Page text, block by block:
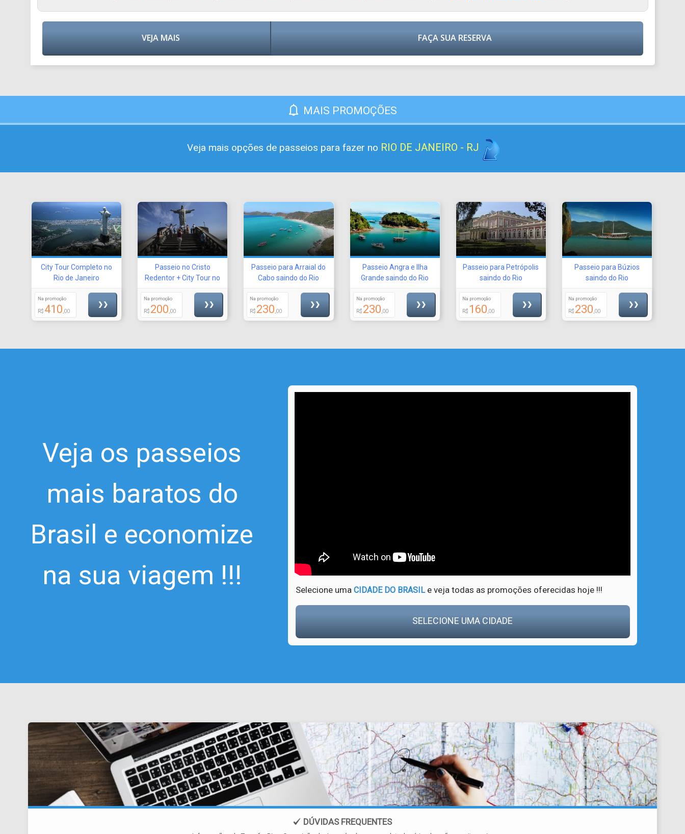
VEJA MAIS FAÇA SUA RESERVA
MAIS PROMOÇÕES
Veja mais opções de passeios para fazer no RIO DE JANEIRO - RJ
City Tour Completo no
Rio de Janeiro
Na promoção
R$ 410 ,00
❯❯
Passeio no Cristo
Redentor + City Tour no
Na promoção
R$ 200 ,00
❯❯
Passeio para Arraial do
Cabo saindo do Rio
Na promoção
R$ 230 ,00
❯❯
Passeio Angra e Ilha
Grande saindo do Rio
Na promoção
R$ 230 ,00
❯❯
Passeio para Petrópolis
saindo do Rio
Na promoção
R$ 160 ,00
❯❯
Passeio para Búzios
saindo do Rio
Na promoção
R$ 230 ,00
❯❯
Veja os passeios
mais baratos do
Brasil e economize
na sua viagem !!!
Selecione uma CIDADE DO BRASILe veja todas as promoções oferecidas hoje !!!
SELECIONE UMA CIDADE
DÚVIDAS FREQUENTES